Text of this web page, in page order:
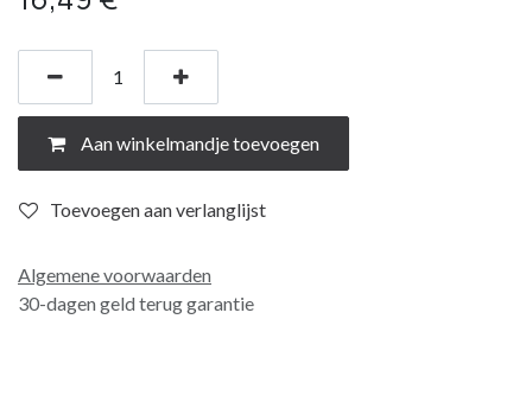
Aan winkelmandje toevoegen
Toevoegen aan verlanglijst
Algemene voorwaarden
30-dagen geld terug garantie